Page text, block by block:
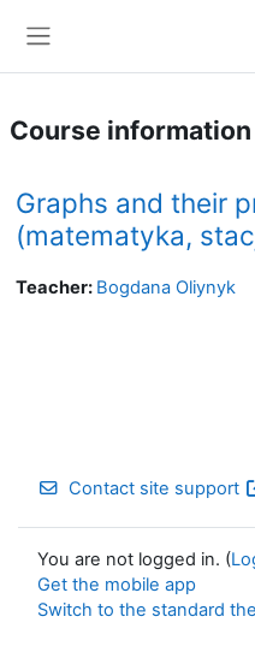
Course information
Graphs and their
(matematyka,
Teacher: Bogdana Oliynyk
Contact site support
You are not logged in. (
Get the mobile app
Switch to the standard